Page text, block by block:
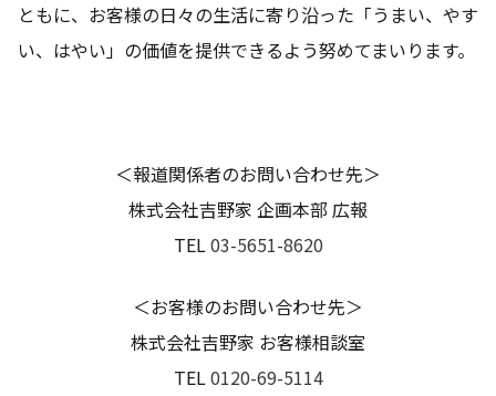
ともに、お客様の日々の生活に寄り沿った「うまい、やす
い、はやい」の価値を提供できるよう努めてまいります。
＜報道関係者のお問い合わせ先＞
株式会社吉野家 企画本部 広報
TEL03-5651-8620
＜お客様のお問い合わせ先＞
株式会社吉野家 お客様相談室
TEL0120-69-5114